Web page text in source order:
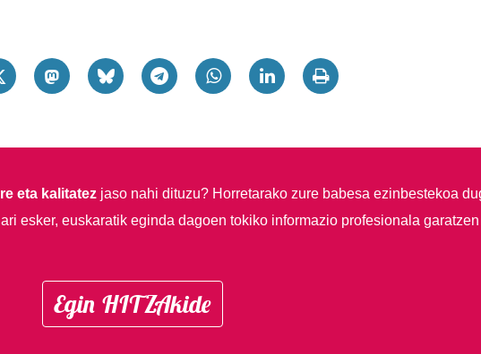
eta kalitatezjaso nahi dituzu? Horretarako zure babesa ezinbestekoa
esker, euskaratik eginda dagoen tokiko informazio profesionala garatzen
Egin HITZAkide